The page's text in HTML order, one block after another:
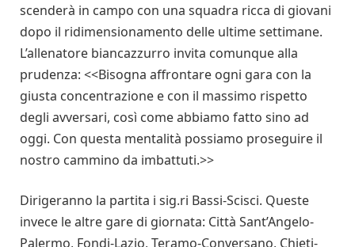
scenderà in campo con una squadra ricca di giovani
dopo il ridimensionamento delle ultime settimane.
L’allenatore biancazzurro invita comunque alla
prudenza: <<Bisogna affrontare ogni gara con la
giusta concentrazione e con il massimo rispetto
degli avversari, così come abbiamo fatto sino ad
oggi. Con questa mentalità possiamo proseguire il
nostro cammino da imbattuti.>>
Dirigeranno la partita i sig.ri Bassi-Scisci. Queste
invece le altre gare di giornata: Città Sant’Angelo-
Palermo, Fondi-Lazio, Teramo-Conversano, Chieti-